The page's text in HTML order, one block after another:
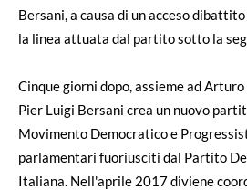
Bersani, a causa di un acceso
la linea attuata dal partito sotto la
Cinque giorni dopo, assieme ad
Pier Luigi Bersani crea un nuovo
Movimento Democratico e
parlamentari fuoriusciti dal Partito
Italiana. Nell'aprile 2017 diviene